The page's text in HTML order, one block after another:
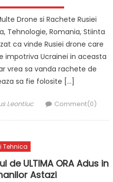
Drone si Rachete Rusiei
Tehnologie, Romania, Stiinta
ca vinde Rusiei drone care
impotriva Ucrainei in aceasta
vrea sa vanda rachete de
sa fie folosite […]
Leontiuc Comment(0)
Tehnica
de ULTIMA ORA Adus in
Astazi